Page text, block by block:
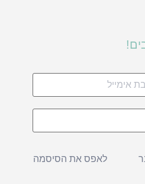
לאפס את הסיסמה